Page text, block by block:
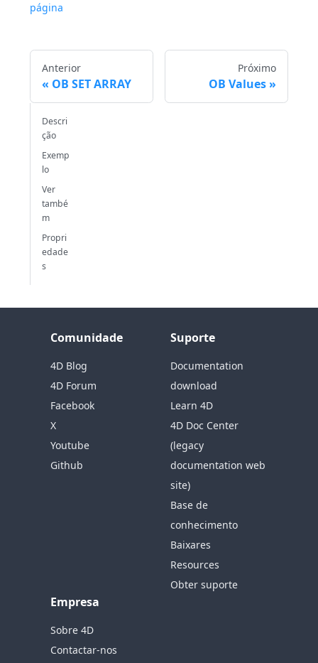
página
Anterior
OB SET ARRAY
Próximo
OB Values
Descri
ção
Exemp
lo
Ver
també
m
Propri
edade
s
Comunidade
4D Blog
4D Forum
Facebook
X
Youtube
Github
Suporte
Documentation
download
Learn 4D
4D Doc Center
(legacy
documentation web
site)
Base de
conhecimento
Baixares
Resources
Obter suporte
Empresa
Sobre 4D
Contactar-nos